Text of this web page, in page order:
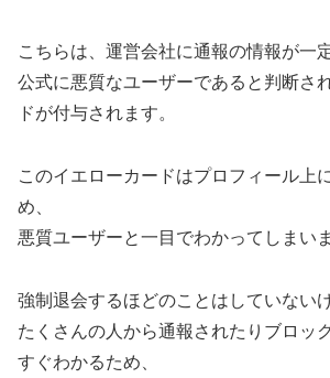
こちらは、運営会社に通報の情報が一
公式に悪質なユーザーであると判断さ
ドが付与されます。
このイエローカードはプロフィール上
め、
悪質ユーザーと一目でわかってしまいま
強制退会するほどのことはしていないけ
たくさんの人から通報されたりブロッ
すぐわかるため、